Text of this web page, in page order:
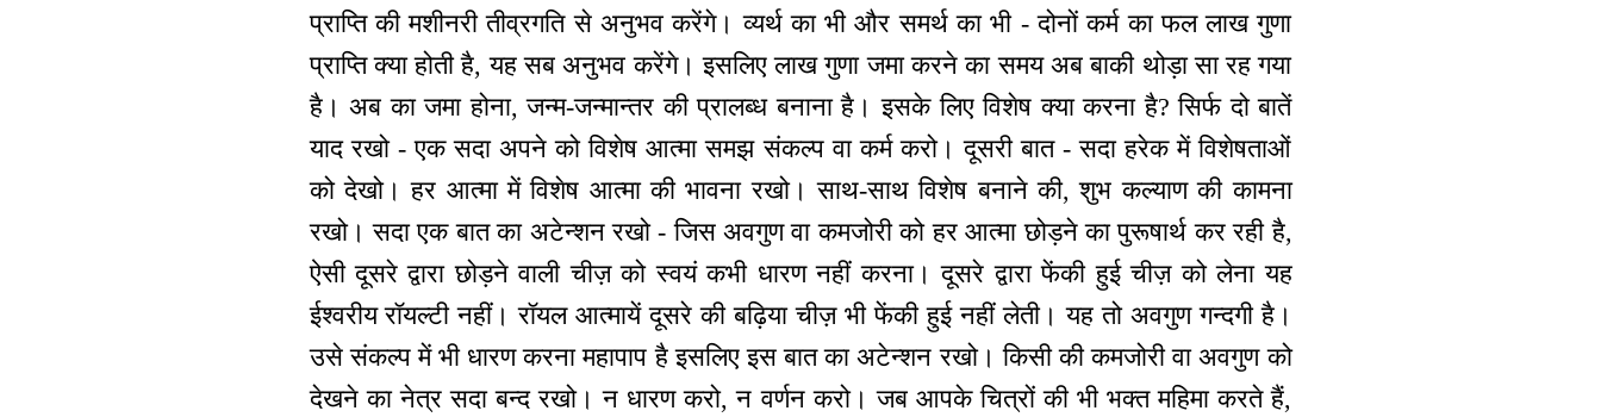
प्राप्ति की मशीनरी तीव्रगति से अनुभव करेंगे। व्यर्थ का भी और समर्थ का भी - दोनों कर्म का फल लाख गुणा
प्राप्ति क्या होती है, यह सब अनुभव करेंगे। इसलिए लाख गुणा जमा करने का समय अब बाकी थोड़ा सा रह गया
है। अब का जमा होना, जन्म-जन्मान्तर की प्रालब्ध बनाना है। इसके लिए विशेष क्या करना है? सिर्फ दो बातें
याद रखो - एक सदा अपने को विशेष आत्मा समझ संकल्प वा कर्म करो। दूसरी बात - सदा हरेक में विशेषताओं
को देखो। हर आत्मा में विशेष आत्मा की भावना रखो। साथ-साथ विशेष बनाने की, शुभ कल्याण की कामना
रखो। सदा एक बात का अटेन्शन रखो - जिस अवगुण वा कमजोरी को हर आत्मा छोड़ने का पुरूषार्थ कर रही है,
ऐसी दूसरे द्वारा छोड़ने वाली चीज़ को स्वयं कभी धारण नहीं करना। दूसरे द्वारा फेंकी हुई चीज़ को लेना यह
ईश्वरीय रॉयल्टी नहीं। रॉयल आत्मायें दूसरे की बढ़िया चीज़ भी फेंकी हुई नहीं लेती। यह तो अवगुण गन्दगी है।
उसे संकल्प में भी धारण करना महापाप है इसलिए इस बात का अटेन्शन रखो। किसी की कमजोरी वा अवगुण को
देखने का नेत्र सदा बन्द रखो। न धारण करो, न वर्णन करो। जब आपके चित्रों की भी भक्त महिमा करते हैं,